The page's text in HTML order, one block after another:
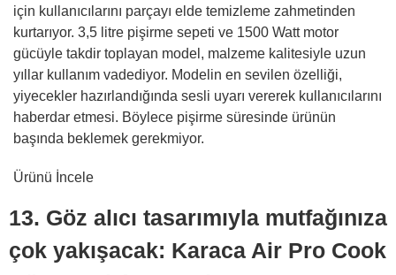
için kullanıcılarını parçayı elde temizleme zahmetinden
kurtarıyor. 3,5 litre pişirme sepeti ve 1500 Watt motor
gücüyle takdir toplayan model, malzeme kalitesiyle uzun
yıllar kullanım vadediyor. Modelin en sevilen özelliği,
yiyecekler hazırlandığında sesli uyarı vererek kullanıcılarını
haberdar etmesi. Böylece pişirme süresinde ürünün
başında beklemek gerekmiyor.
Ürünü İncele
13. Göz alıcı tasarımıyla mutfağınıza
çok yakışacak: Karaca Air Pro Cook